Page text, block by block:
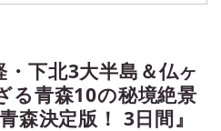
の紹介をしています。ツアー・
のお申込ならクラブツーリズ
下北3大半島＆仏ヶ
る青森10の秘境絶景
森決定版！ 3日間』